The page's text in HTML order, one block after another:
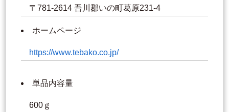
〒781-2614 吾川郡いの町葛原231-4
ホームページ
https://www.tebako.co.jp/
単品内容量
600ｇ